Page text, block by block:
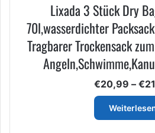
Lixada 3 Stück Dry
70l,wasserdichter
Tragbarer Trockensack
€20,99 – €